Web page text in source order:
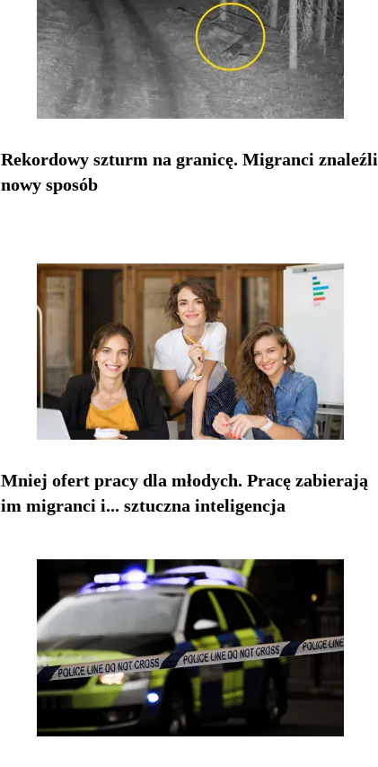
Rekordowy szturm na granicę. Migranci znaleźli
nowy sposób
Mniej ofert pracy dla młodych. Pracę zabierają
im migranci i... sztuczna inteligencja